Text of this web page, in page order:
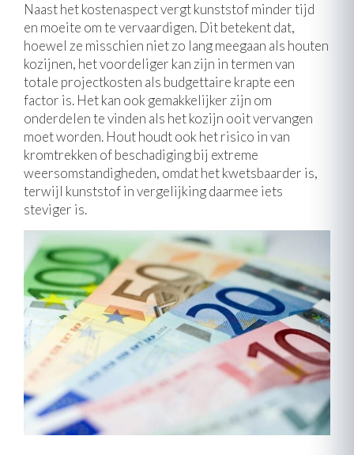
Naast het kostenaspect vergt kunststof minder tijd
en moeite om te vervaardigen. Dit betekent dat,
hoewel ze misschien niet zo lang meegaan als houten
kozijnen, het voordeliger kan zijn in termen van
totale projectkosten als budgettaire krapte een
factor is. Het kan ook gemakkelijker zijn om
onderdelen te vinden als het kozijn ooit vervangen
moet worden. Hout houdt ook het risico in van
kromtrekken of beschadiging bij extreme
weersomstandigheden, omdat het kwetsbaarder is,
terwijl kunststof in vergelijking daarmee iets
steviger is.